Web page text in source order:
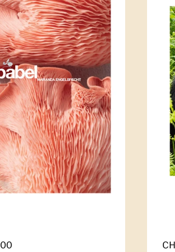
Preis